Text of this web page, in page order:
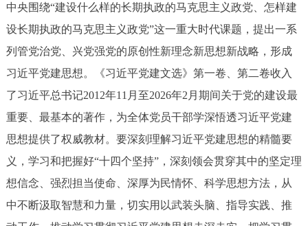
中央围绕“建设什么样的长期执政的马克思主义政党、怎样建
设长期执政的马克思主义政党”这一重大时代课题，提出一系
列管党治党、兴党强党的原创性新理念新思想新战略，形成
习近平党建思想。《习近平党建文选》第一卷、第二卷收入
了习近平总书记2012年11月至2026年2月期间关于党的建设最
重要、最基本的著作，为全体党员干部学深悟透习近平党建
思想提供了权威教材。要深刻理解习近平党建思想的精髓要
义，学习和把握好“十四个坚持”，深刻领会贯穿其中的坚定理
想信念、强烈担当使命、深厚为民情怀、科学思想方法，从
中不断汲取智慧和力量，切实用以武装头脑、指导实践、推